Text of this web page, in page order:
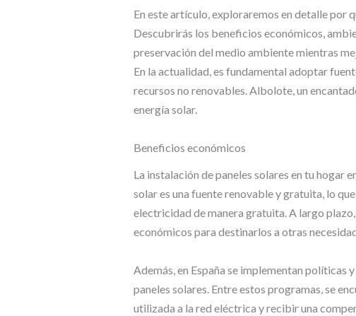
En este artículo, exploraremos en detalle por
Descubrirás los beneficios económicos,
preservación del medio ambiente mientras
En la actualidad, es fundamental adoptar
recursos no renovables. Albolote, un
energía solar.
Beneficios económicos
La instalación de paneles solares en tu hogar
solar es una fuente renovable y gratuita, lo
electricidad de manera gratuita. A largo
económicos para destinarlos a otras
Además, en España se implementan políticas
paneles solares. Entre estos programas, se
utilizada a la red eléctrica y recibir una